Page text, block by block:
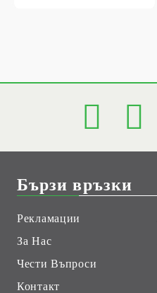
Бързи връзки
Рекламации
За Нас
Чести Въпроси
Контакт